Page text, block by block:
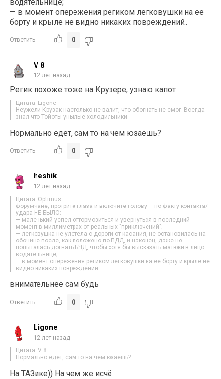
водятельнице;
— в момент опережения региком легковушки на ее
борту и крыле не видно никаких повреждений..
Ответить 0
V 8
12 лет назад
Регик похоже тоже на Крузере, узнаю капот
Цитата: Ligone
Неужели Крузак настолько не валит, что обогнать не смог. Всегда
знал что Тойоты унылые холодильники
Нормально едет, сам то на чем юзаешь?
Ответить 0
heshik
12 лет назад
Цитата: Optimus
форумчане, протрите глаза и включите голову — по факту контакта/
удара НЕ БЫЛО:
— маленький успел оттормозиться и увернуться в последний
момент в миллиметрах от реальных "приключений";
— легковушка не улетела с дороги от касания, не остановилась на
обочине после, как положено по ПДД, и наконец, даже не
попыталась догнать БЧД, чтобы хотя бы высказать матюки в лицо
водятельнице;
— в момент опережения региком легковушки на ее борту и крыле не
видно никаких повреждений..
внимательнее сам будь
Ответить 0
Ligone
12 лет назад
Цитата: V 8
Нормально едет, сам то на чем юзаешь?
На ТАЗике)) На чем же исчё